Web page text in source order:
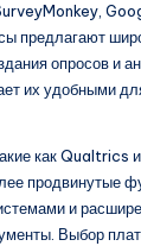
предлагают
опросов и
их удобными
как Qualtrics
продвинутые
и
Выбор